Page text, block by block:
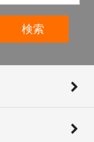
検索